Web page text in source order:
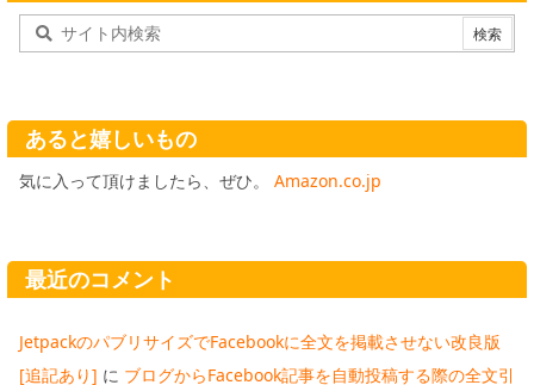
あると嬉しいもの
気に入って頂けましたら、ぜひ。 Amazon.co.jp
最近のコメント
JetpackのパブリサイズでFacebookに全文を掲載させない改良版
[追記あり] に ブログからFacebook記事を自動投稿する際の全文引